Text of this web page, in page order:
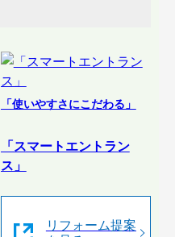
「使いやすさにこだわる」
「スマートエントラン
ス」
リフォーム提案